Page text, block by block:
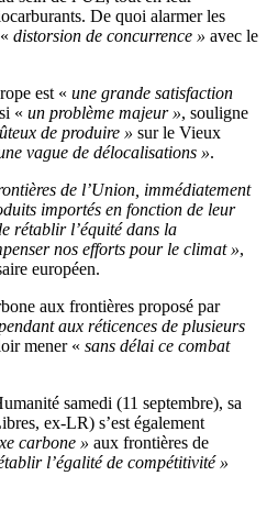
De quoi alarmer les
distorsion de concurrence » avec le
est « une grande satisfaction
« un problème majeur », souligne
de produire » sur le Vieux
vague de délocalisations ».
de l’Union, immédiatement
importés en fonction de leur
rétablir l’équité dans la
nos efforts pour le climat »,
européen.
aux frontières proposé par
aux réticences de plusieurs
mener « sans délai ce combat
samedi (11 septembre), sa
ex-LR) s’est également
carbone » aux frontières de
l’égalité de compétitivité »